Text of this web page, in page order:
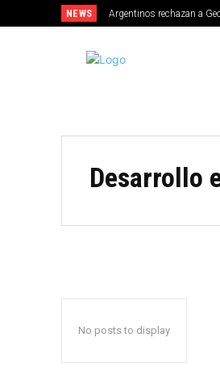
NEWS Argentinos rechazan a
Desarrollo
No posts to display